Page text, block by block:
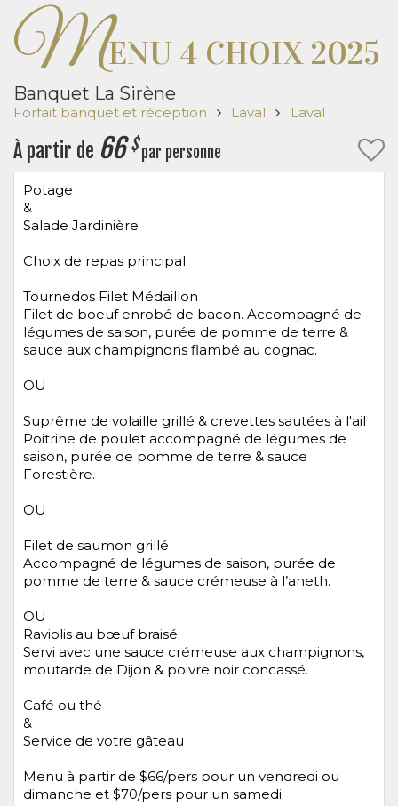
MENU 4 CHOIX 2025
Banquet La Sirène
Forfait banquet et réception Laval Laval
À partir de 66$par personne
Potage
&
Salade Jardinière
Choix de repas principal:
Tournedos Filet Médaillon
Filet de boeuf enrobé de bacon. Accompagné de
légumes de saison, purée de pomme de terre &
sauce aux champignons flambé au cognac.
OU
Suprême de volaille grillé & crevettes sautées à l'ail
Poitrine de poulet accompagné de légumes de
saison, purée de pomme de terre & sauce
Forestière.
OU
Filet de saumon grillé
Accompagné de légumes de saison, purée de
pomme de terre & sauce crémeuse à l’aneth.
OU
Raviolis au bœuf braisé
Servi avec une sauce crémeuse aux champignons,
moutarde de Dijon & poivre noir concassé.
Café ou thé
&
Service de votre gâteau
Menu à partir de $66/pers pour un vendredi ou
dimanche et $70/pers pour un samedi.